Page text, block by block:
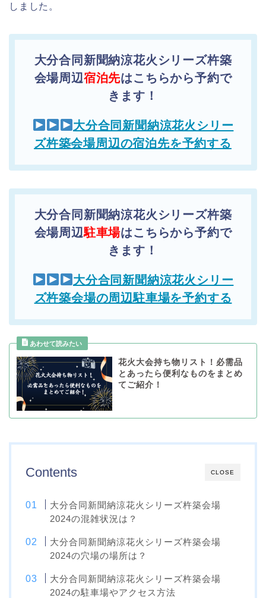
しました。
大分合同新聞納涼花火シリーズ杵築
会場周辺宿泊先はこちらから予約で
きます！
大分合同新聞納涼花火シリー
ズ杵築会場周辺の宿泊先を予約する
大分合同新聞納涼花火シリーズ杵築
会場周辺駐車場はこちらから予約で
きます！
大分合同新聞納涼花火シリー
ズ杵築会場の周辺駐車場を予約する
花火大会持ち物リスト！必需品
とあったら便利なものをまとめ
てご紹介！
CLOSE
Contents
大分合同新聞納涼花火シリーズ杵築会場
2024の混雑状況は？
大分合同新聞納涼花火シリーズ杵築会場
2024の穴場の場所は？
大分合同新聞納涼花火シリーズ杵築会場
2024の駐車場やアクセス方法